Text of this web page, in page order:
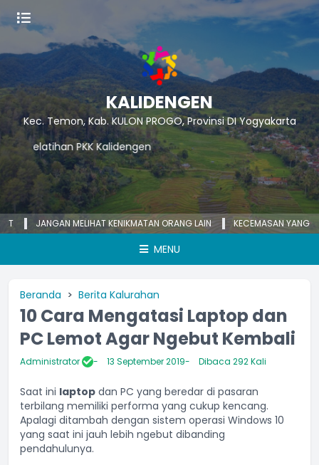
KALIDENGEN
Kec. Temon, Kab. KULON PROGO, Provinsi DI Yogyakarta
JANGAN MELIHAT KENIKMATAN ORANG LAIN KECEMASAN YANG
MENU
Beranda Berita Kalurahan
10 Cara Mengatasi Laptop dan
PC Lemot Agar Ngebut Kembali
Administrator 13 September 2019 Dibaca 292 Kali
Saat ini laptop dan PC yang beredar di pasaran
terbilang memiliki performa yang cukup kencang.
Apalagi ditambah dengan sistem operasi Windows 10
yang saat ini jauh lebih ngebut dibanding
pendahulunya.